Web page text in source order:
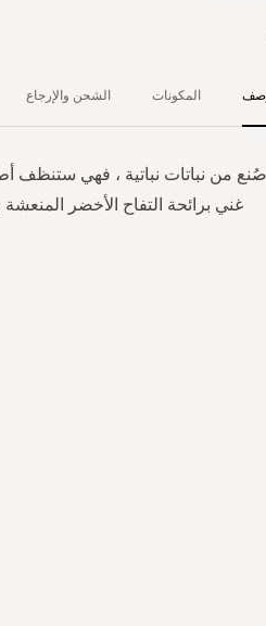
من نباتات نباتية ، فهي ستنظف
غني برائحة التفاح الأخضر المنعشة
المكونات الشحن والإرجاع